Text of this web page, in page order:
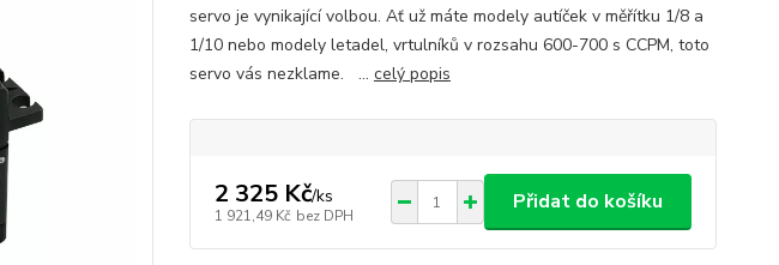
servo je vynikající volbou. Ať už máte modely autíček v měřítku 1/8 a
1/10 nebo modely letadel, vrtulníků v rozsahu 600-700 s CCPM, toto
servo vás nezklame. ... celý popis
2 325 Kč/ks
1 921,49 Kč bez DPH
Přidat do košíku